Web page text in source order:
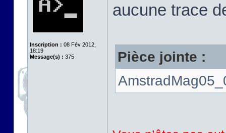
Inscription : 08 Fév 2012,
18:19
Message(s) : 375
aucune trace
Pièce jointe :